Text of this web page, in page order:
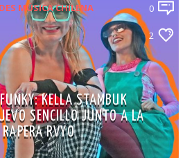
MÚSICA CHILENA
0
2
KELLA STAMBUK
SENCILLO JUNTO A LA
RAPERA RVYO